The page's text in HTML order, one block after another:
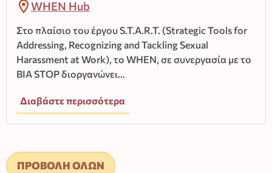
WHEN Hub
Στο πλαίσιο του έργου S.T.A.R.T. (Strategic Tools for
Addressing, Recognizing and Tackling Sexual
Harassment at Work), το WHEN, σε συνεργασία με το
BIA STOP διοργανώνει…
Διαβάστε περισσότερα
ΠΡΟΒΟΛΗ ΟΛΩΝ